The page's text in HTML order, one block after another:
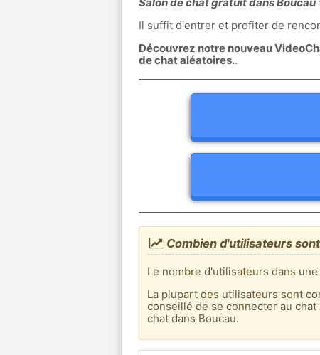
Il suffit d'entrer et profiter de
Découvrez notre nouveau
de chat aléatoires..
Combien d'utilisateurs
Le nombre d'utilisateurs dans
La plupart des utilisateurs sont
conseillé de se connecter au
chat dans Boucau.